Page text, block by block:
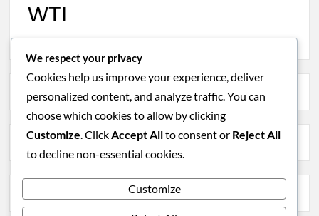
WTI
We respect your privacy
Cookies help us improve your experience, deliver
personalized content, and analyze traffic. You can
choose which cookies to allow by clicking
Customize . Click Accept Allto consent or Reject All
to decline non-essential cookies.
Customize